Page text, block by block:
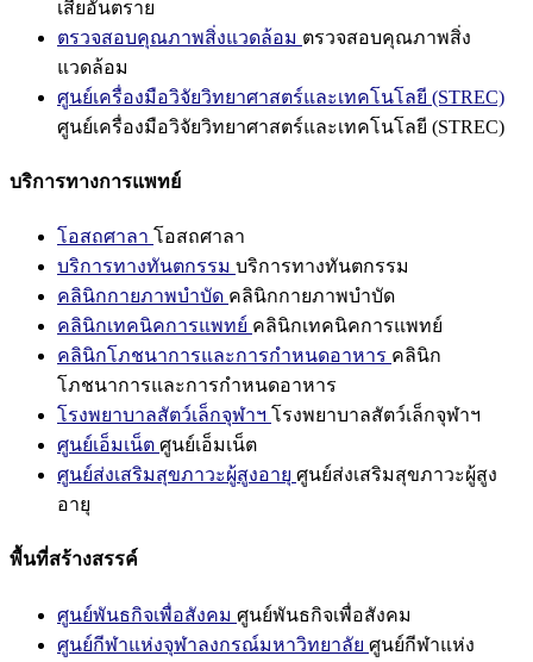
เสียอันตราย
ตรวจสอบคุณภาพสิ่งแวดล้อม ตรวจสอบคุณภาพสิ่ง
แวดล้อม
ศูนย์เครื่องมือวิจัยวิทยาศาสตร์และเทคโนโลยี (STREC)
ศูนย์เครื่องมือวิจัยวิทยาศาสตร์และเทคโนโลยี (STREC)
บริการทางการแพทย์
โอสถศาลา โอสถศาลา
บริการทางทันตกรรม บริการทางทันตกรรม
คลินิกกายภาพบำบัด คลินิกกายภาพบำบัด
คลินิกเทคนิคการแพทย์ คลินิกเทคนิคการแพทย์
คลินิกโภชนาการและการกำหนดอาหาร คลินิก
โภชนาการและการกำหนดอาหาร
โรงพยาบาลสัตว์เล็กจุฬาฯ โรงพยาบาลสัตว์เล็กจุฬาฯ
ศูนย์เอ็มเน็ต ศูนย์เอ็มเน็ต
ศูนย์ส่งเสริมสุขภาวะผู้สูงอายุ ศูนย์ส่งเสริมสุขภาวะผู้สูง
อายุ
พื้นที่สร้างสรรค์
ศูนย์พันธกิจเพื่อสังคม ศูนย์พันธกิจเพื่อสังคม
ศูนย์กีฬาแห่งจุฬาลงกรณ์มหาวิทยาลัย ศูนย์กีฬาแห่ง